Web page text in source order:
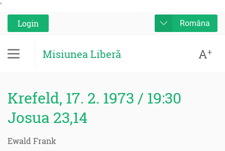
'
Login
Româna
Misiunea Liberă A+
Krefeld, 17. 2. 1973 / 19:30
Josua 23,14
Ewald Frank